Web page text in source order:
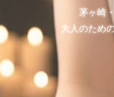
茅ヶ崎
大人のため